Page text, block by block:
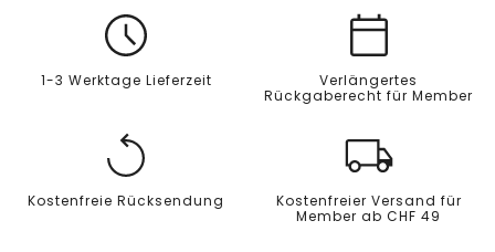
1-3 Werktage Lieferzeit
Verlängertes
Rückgaberecht für Member
Kostenfreie Rücksendung
Kostenfreier Versand für
Member ab CHF 49